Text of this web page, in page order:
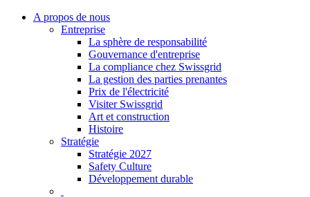
A propos de nous
Entreprise
La sphère de responsabilité
Gouvernance d'entreprise
La compliance chez Swissgrid
La gestion des parties prenantes
Prix de l'électricité
Visiter Swissgrid
Art et construction
Histoire
Stratégie
Stratégie 2027
Safety Culture
Développement durable